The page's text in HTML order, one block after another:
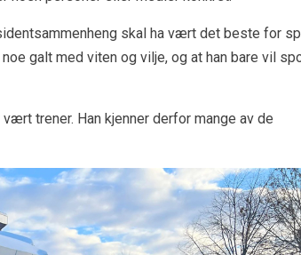
skal ha vært det beste for
galt med viten og vilje, og at han bare vil
trener. Han kjenner derfor mange av de